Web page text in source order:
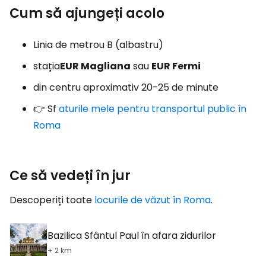
Cum să ajungeți acolo
Linia de metrou B (albastru)
stațiaEUR Magliana sau EUR Fermi
din centru aproximativ 20-25 de minute
👉 Sf aturile mele pentru transportul public în
Roma
Ce să vedeți în jur
Descoperiți toate locurile de văzut în Roma.
Bazilica Sfântul Paul în afara zidurilor
+ 2 km